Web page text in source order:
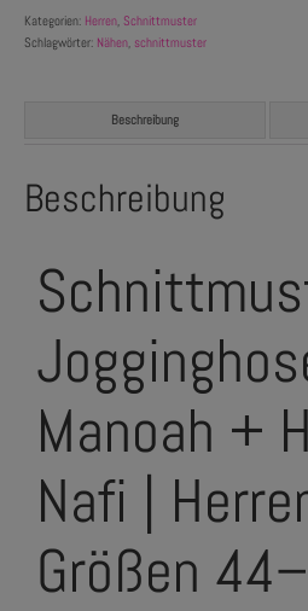
Kategorien: Herren Schnittmuster
Schlagwörter: Nähen schnittmuster
Beschreibung
Beschreibung
Manoah +
Nafi |
Größen